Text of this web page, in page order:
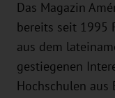
Das Magazin
bereits seit 1995
aus dem
gestiegenen
Hochschulen aus